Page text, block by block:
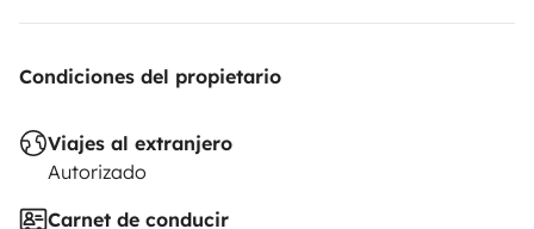
Condiciones del propietario
Viajes al extranjero
Autorizado
Carnet de conducir